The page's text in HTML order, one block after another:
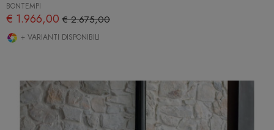
BONTEMPI
€ 1.966,00 € 2.675,00
+ VARIANTI DISPONIBILI